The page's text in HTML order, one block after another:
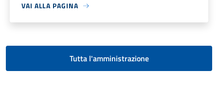
VAI ALLA PAGINA
Tutta l'amministrazione